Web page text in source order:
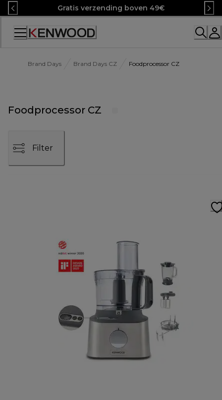
Skip
to
Content
Gratis verzending boven 49€
Accessibility
Brand Days Brand Days CZ Foodprocessor CZ
Foodprocessor CZ
Filter